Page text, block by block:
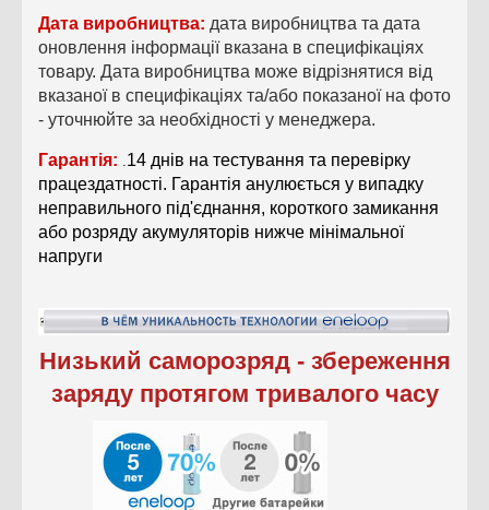
Дата виробництва: дата виробництва та дата
оновлення інформації вказана в специфікаціях
товару. Дата виробництва може відрізнятися від
вказаної в специфікаціях та/або показаної на фото
- уточнюйте за необхідності у менеджера.
Гарантія: .14 днів на тестування та перевірку
працездатності. Гарантія анулюється у випадку
неправильного під'єднання, короткого замикання
або розряду акумуляторів нижче мінімальної
напруги
Низький саморозряд - збереження
заряду протягом тривалого часу